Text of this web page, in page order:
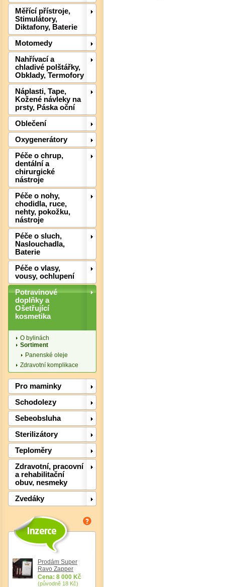
Měřící přístroje,
Stimulátory,
Diktafony, Baterie
Motomedy
Nahřívací a
chladivé polštářky,
Obklady, Termofory
Náplasti, Tape,
Kožené návleky na
prsty, Páska oční
Oblečení
Oxygenerátory
Péče o chrup,
dentální a
chirurgické
nástroje
Péče o nohy,
chodidla, ruce,
nehty, pokožku,
nástroje
Péče o sluch,
Naslouchadla,
Baterie
Péče o vlasy,
vousy, ochlupení
Potravinové
doplňky a
Ošetřující
kosmetika
O bylinách
Sortiment
Panenské oleje
Zdravotní komplikace
Pro maminky
Schodolezy
Sebeobsluha
Sterilizátory
Teploměry
Zdravotní, pracovní
a rehabilitační
obuv, nesmeky
Zvedáky
Prodám Super
Ravo Zapper
Cena: 8 000 Kč
(původně 18 Kč)